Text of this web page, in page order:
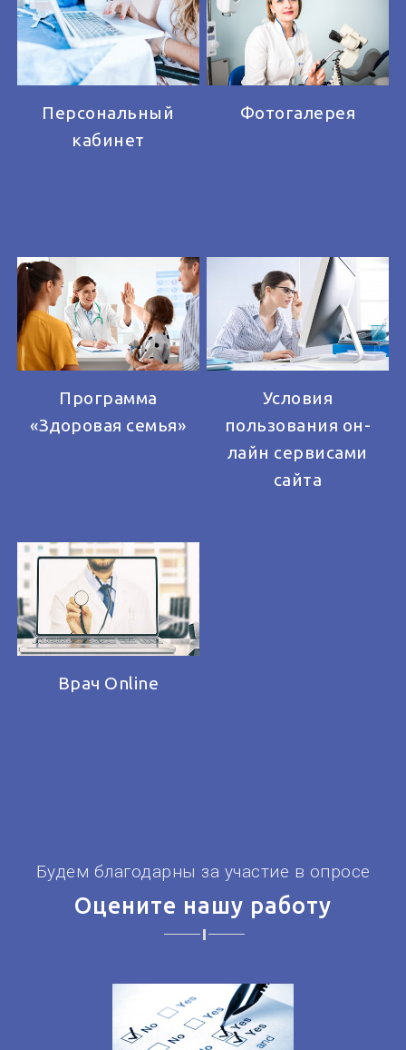
Персональный
кабинет
Фотогалерея
Программа
«Здоровая семья»
Условия
пользования он-
лайн сервисами
сайта
Врач Online
Будем благодарны за участие в опросе
Оцените нашу работу